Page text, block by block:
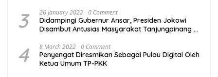
3 26 January 2022 0 Comment
Didampingi Gubernur Ansar, Presiden Jokowi
Disambut Antusias Masyarakat Tanjungpinang di
4 8 March 2022 0 Comment
Penyengat Diresmikan Sebagai Pulau Digital Oleh
Ketua Umum TP-PKK